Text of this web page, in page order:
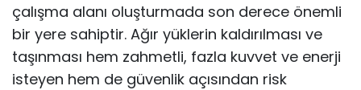
çalışma alanı oluşturmada son derece önemli
bir yere sahiptir. Ağır yüklerin kaldırılması ve
taşınması hem zahmetli, fazla kuvvet ve enerji
isteyen hem de güvenlik açısından risk